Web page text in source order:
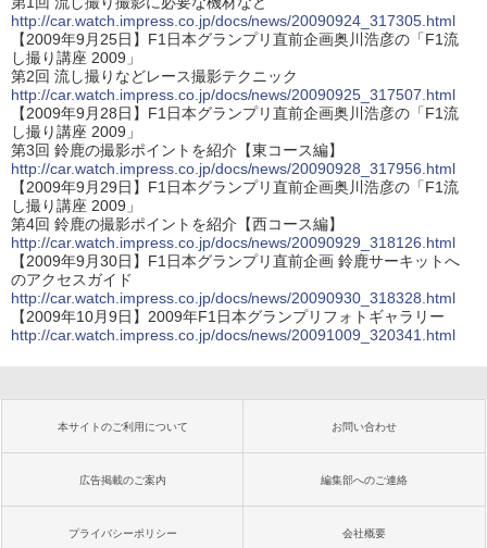
http://car.watch.impress.co.jp/docs/news/20090924_317305.html
【2009年9月25日】F1日本グランプリ直前企画奥川浩彦の「F1流
し撮り講座 2009」
第2回 流し撮りなどレース撮影テクニック
http://car.watch.impress.co.jp/docs/news/20090925_317507.html
【2009年9月28日】F1日本グランプリ直前企画奥川浩彦の「F1流
し撮り講座 2009」
第3回 鈴鹿の撮影ポイントを紹介【東コース編】
http://car.watch.impress.co.jp/docs/news/20090928_317956.html
【2009年9月29日】F1日本グランプリ直前企画奥川浩彦の「F1流
し撮り講座 2009」
第4回 鈴鹿の撮影ポイントを紹介【西コース編】
http://car.watch.impress.co.jp/docs/news/20090929_318126.html
【2009年9月30日】F1日本グランプリ直前企画 鈴鹿サーキットへ
のアクセスガイド
http://car.watch.impress.co.jp/docs/news/20090930_318328.html
【2009年10月9日】2009年F1日本グランプリフォトギャラリー
http://car.watch.impress.co.jp/docs/news/20091009_320341.html
本サイトのご利用について お問い合わせ
広告掲載のご案内 編集部へのご連絡
プライバシーポリシー 会社概要